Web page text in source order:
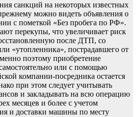
санкций на некоторых известных
можно видеть объявления о
с пометкой «Без пробега по РФ».
перекупы, что увеличивает риск
после ДТП, со
«утопленника», пострадавшего от
поэтому приобретение
или с помощью
компании-посредника остается
при этом следует учитывать
и закладывать на всю операцию
месяцев и более с учетом
и доставки машины по месту